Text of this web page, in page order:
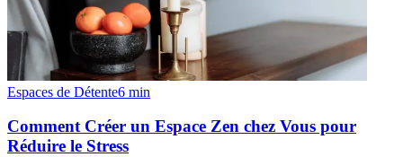
Espaces de Détente6 min
Comment Créer un Espace Zen chez Vous pour
Réduire le Stress